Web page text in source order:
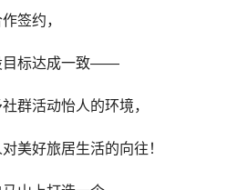
签约，
目标达成一致——
群活动怡人的环境，
美好旅居生活的向往！